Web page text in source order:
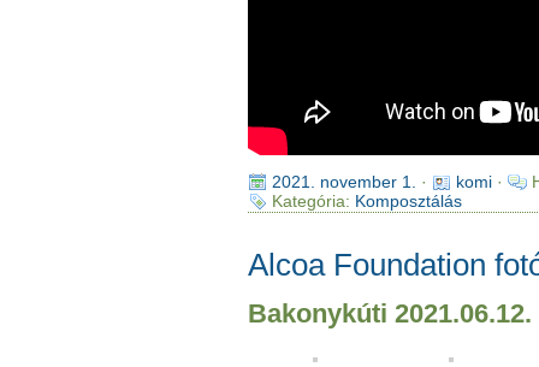
2021. november 1. · komi·
Kategória: Komposztálás
Alcoa Foundation
Bakonykúti 2021.06.12.